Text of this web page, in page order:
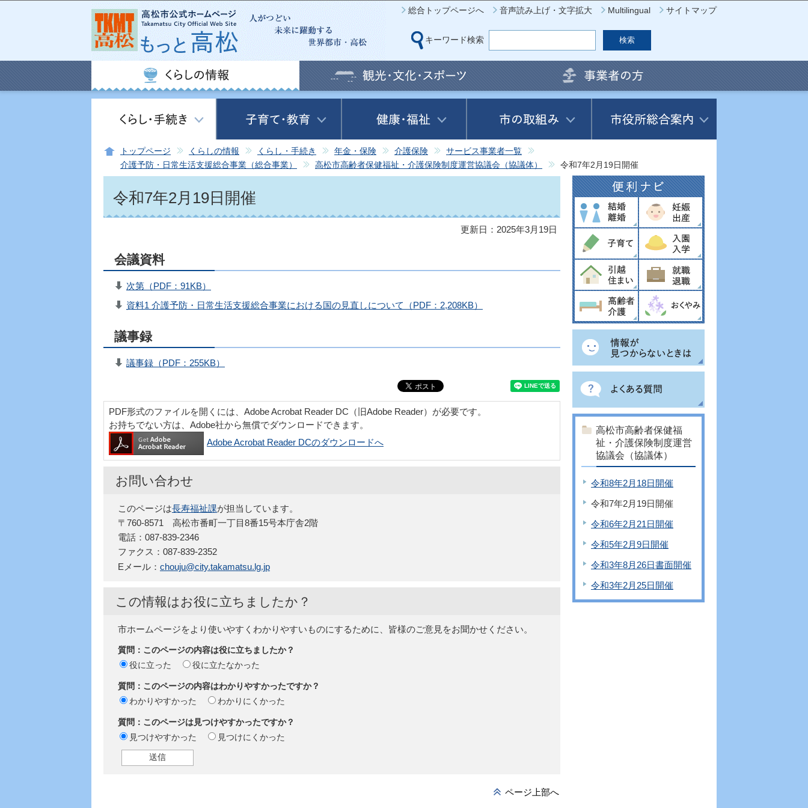
このページの本文へ移動
総合トップページへ 音声読み上げ・文字拡大 Multilingual サイトマップ
キーワード検索
トップページ くらしの情報 くらし・手続き 年金・保険 介護保険
サービス事業者一覧
介護予防・日常生活支援総合事業（総合事業）
高松市高齢者保健福祉・介護保険制度運営協議会（協議体） 令和7年2月19日開催
令和7年2月19日開催
更新日：2025年3月19日
会議資料
次第（PDF：91KB）
資料1 介護予防・日常生活支援総合事業における国の見直しについて（PDF：2,208KB）
議事録
議事録（PDF：255KB）
PDF形式のファイルを開くには、Adobe Acrobat Reader DC（旧Adobe Reader）が必要です。
お持ちでない方は、Adobe社から無償でダウンロードできます。
Adobe Acrobat Reader DCのダウンロードへ
お問い合わせ
このページは長寿福祉課が担当しています。
〒760-8571 高松市番町一丁目8番15号本庁舎2階
電話：087-839-2346
ファクス：087-839-2352
Eメール： chouju@city.takamatsu.lg.jp
この情報はお役に立ちましたか？
市ホームページをより使いやすくわかりやすいものにするために、皆様のご意見をお聞かせください。
質問：このページの内容は役に立ちましたか？
役に立った
役に立たなかった
質問：このページの内容はわかりやすかったですか？
わかりやすかった
わかりにくかった
質問：このページは見つけやすかったですか？
見つけやすかった
見つけにくかった
ページ上部へ
高松市高齢者保健福
祉・介護保険制度運営
協議会（協議体）
令和8年2月18日開催
令和7年2月19日開催
令和6年2月21日開催
令和5年2月9日開催
令和3年8月26日書面開催
令和3年2月25日開催